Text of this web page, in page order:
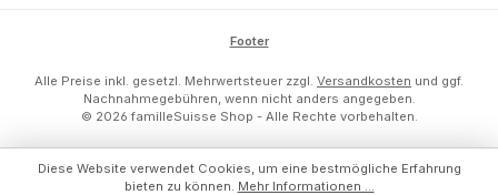
Footer
Alle Preise inkl. gesetzl. Mehrwertsteuer zzgl. Versandkosten und ggf.
Nachnahmegebühren, wenn nicht anders angegeben.
© 2026 familleSuisse Shop - Alle Rechte vorbehalten.
Diese Website verwendet Cookies, um eine bestmögliche Erfahrung
bieten zu können. Mehr Informationen ...